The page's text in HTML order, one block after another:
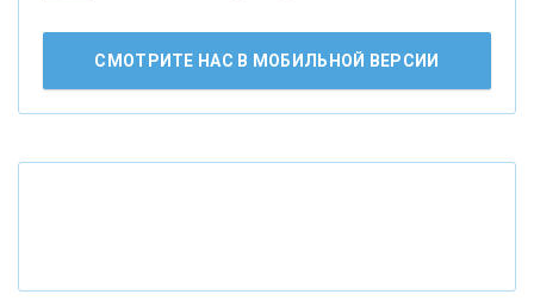
АО «КРЕДИТ ЕВРОПА БАНК»
СМОТРИТЕ НАС В МОБИЛЬНОЙ ВЕРСИИ